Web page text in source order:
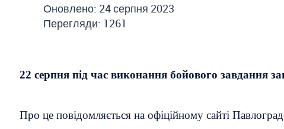
Оновлено: 24 серпня 2023
Перегляди: 1261
22 серпня під час виконання бойового завдання
Про це повідомляється на офіційному сайті